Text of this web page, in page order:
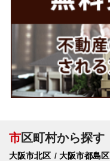
市区町村から探す
大阪市北区 大阪市都島区